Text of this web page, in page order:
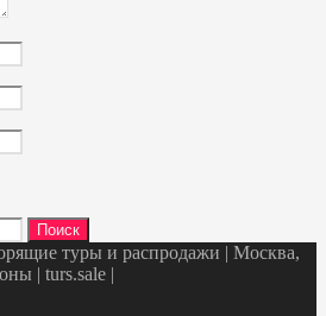
туры и распродажи | Москва,
| turs.sale |